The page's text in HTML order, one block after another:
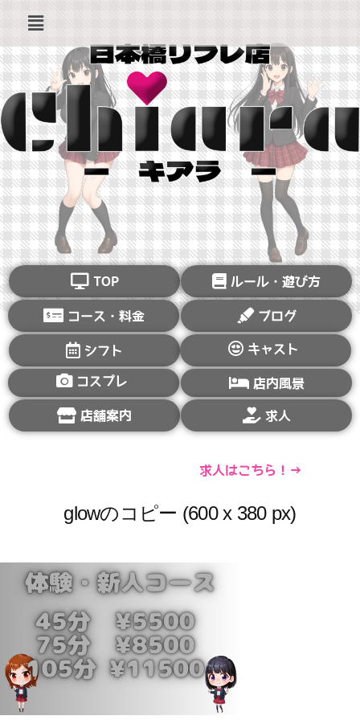
TOP ルール・遊び方
コース・料金 ブログ
シフト キャスト
コスプレ 店内風景
店舗案内 求人
求人はこちら！→
glowのコピー (600 x 380 px)